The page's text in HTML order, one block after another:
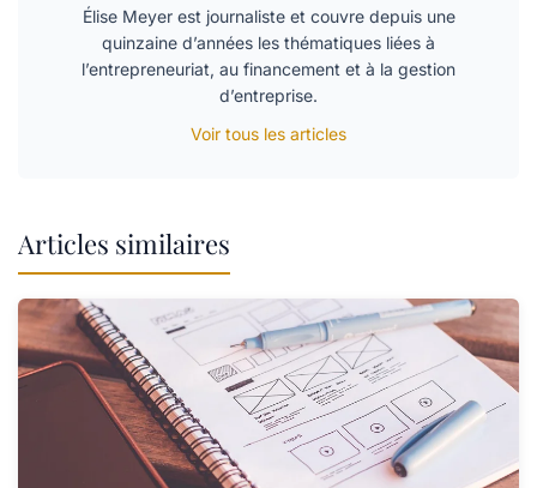
Élise Meyer est journaliste et couvre depuis une
quinzaine d’années les thématiques liées à
l’entrepreneuriat, au financement et à la gestion
d’entreprise.
Voir tous les articles
Articles similaires